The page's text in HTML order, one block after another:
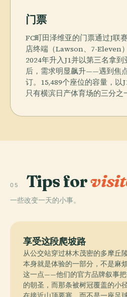
门票
FC町田泽维亚的门票通过J联
店终端（Lawson、7-Eleven
2024年升入J1并以第三名拿
后，需求明显飙升——遇到焦
订。15,489个座位的容量，以
只有横滨日产体育场的三分之
05 Tips for
一些改变一天的小事。
享受这段爬坡路
从公交站穿过林木茂密的多摩丘
本身就是体验的一部分，不是麻
这一点——他们的官方品牌叙事
的朝圣，而那条被树冠覆盖的小